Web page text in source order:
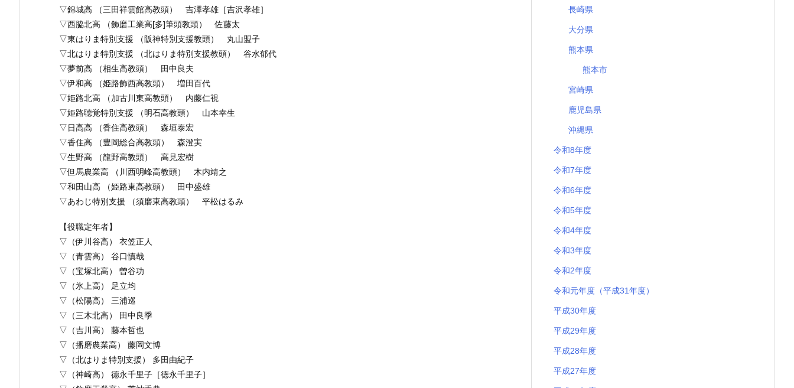
▽錦城高 （三田祥雲館高教頭） 吉澤孝雄［吉沢孝雄］
▽西脇北高 （飾磨工業高[多]筆頭教頭） 佐藤太
▽東はりま特別支援 （阪神特別支援教頭） 丸山盟子
▽北はりま特別支援 （北はりま特別支援教頭） 谷水郁代
▽夢前高 （相生高教頭） 田中良夫
▽伊和高 （姫路飾西高教頭） 増田百代
▽姫路北高 （加古川東高教頭） 内藤仁視
▽姫路聴覚特別支援 （明石高教頭） 山本幸生
▽日高高 （香住高教頭） 森垣泰宏
▽香住高 （豊岡総合高教頭） 森澄実
▽生野高 （龍野高教頭） 高見宏樹
▽但馬農業高 （川西明峰高教頭） 木内靖之
▽和田山高 （姫路東高教頭） 田中盛雄
▽あわじ特別支援 （須磨東高教頭） 平松はるみ
【役職定年者】
▽（伊川谷高） 衣笠正人
▽（青雲高） 谷口慎哉
▽（宝塚北高） 曽谷功
▽（氷上高） 足立均
▽（松陽高） 三浦巡
▽（三木北高） 田中良季
▽（吉川高） 藤本哲也
▽（播磨農業高） 藤岡文博
▽（北はりま特別支援） 多田由紀子
▽（神崎高） 德永千里子［徳永千里子］
長崎県
大分県
熊本県
熊本市
宮崎県
鹿児島県
沖縄県
令和8年度
令和7年度
令和6年度
令和5年度
令和4年度
令和3年度
令和2年度
令和元年度（平成31年度）
平成30年度
平成29年度
平成28年度
平成27年度